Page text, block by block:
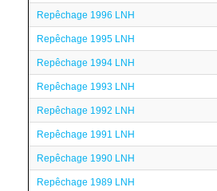
Repêchage 1996 LNH
Repêchage 1995 LNH
Repêchage 1994 LNH
Repêchage 1993 LNH
Repêchage 1992 LNH
Repêchage 1991 LNH
Repêchage 1990 LNH
Repêchage 1989 LNH